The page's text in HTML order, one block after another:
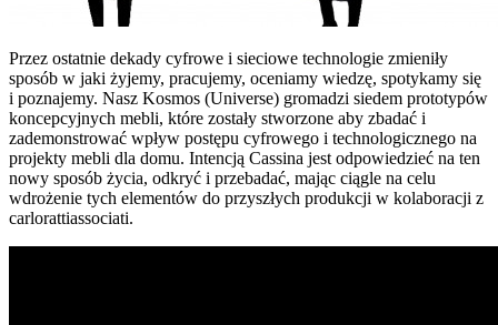
Przez ostatnie dekady cyfrowe i sieciowe technologie zmieniły
sposób w jaki żyjemy, pracujemy, oceniamy wiedzę, spotykamy się
i poznajemy. Nasz Kosmos (Universe) gromadzi siedem prototypów
koncepcyjnych mebli, które zostały stworzone aby zbadać i
zademonstrować wpływ postępu cyfrowego i technologicznego na
projekty mebli dla domu. Intencją Cassina jest odpowiedzieć na ten
nowy sposób życia, odkryć i przebadać, mając ciągle na celu
wdrożenie tych elementów do przyszłych produkcji w kolaboracji z
carlorattiassociati.